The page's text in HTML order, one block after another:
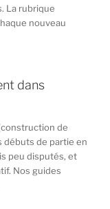
La rubrique
nouveau
dans
de
débuts de partie en
peu disputés, et
Nos guides